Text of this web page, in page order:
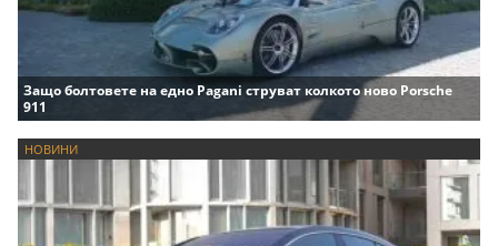
Защо болтовете на едно Pagani струват колкото ново Porsche
911
НОВИНИ